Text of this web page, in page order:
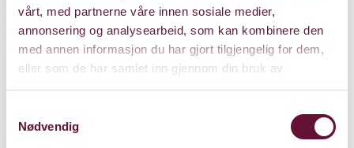
vårt, med partnerne våre innen sosiale medier,
annonsering og analysearbeid, som kan kombinere den
med annen informasjon du har gjort tilgjengelig for dem,
eller som de har samlet inn gjennom din bruk av
tjenestene deres.
Nødvendig
Lørdag 11. juni 2022
Kl. 17:00 Forestillingen er spilt